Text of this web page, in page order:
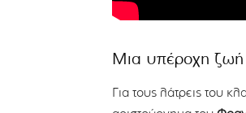
Μια υπέροχη
Για τους λάτρεις του